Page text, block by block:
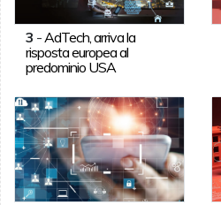
3 - AdTech, arriva la
risposta europea al
predominio USA